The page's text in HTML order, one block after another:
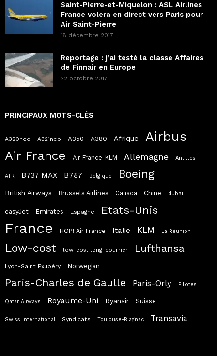
Saint-Pierre-et-Miquelon : ASL Airlines
France volera en direct vers Paris pour
Air Saint-Pierre
18 décembre 2017
Reportage : j’ai testé la classe Affaires
de Finnair en Europe
22 octobre 2017
PRINCIPAUX MOTS-CLÉS
A320neo A321neo A350 A380 Afrique Airbus
Air France Air France-KLM Allemagne Antilles
ATR B737 MAX B787 Belgique Boeing
British Airways Brussels Airlines Canada Chine dubai
easyJet Emirates Espagne Etats-Unis
France HOP! Air France Italie KLM La Réunion
Low-cost low-cost long-courrier Lufthansa
Lyon-Saint Exupéry Norwegian
Paris-Charles de Gaulle Paris-Orly Pilotes
Qatar Airways Royaume-Uni Ryanair Suisse
Swiss International Syndicats Toulouse-Blagnac Transavia